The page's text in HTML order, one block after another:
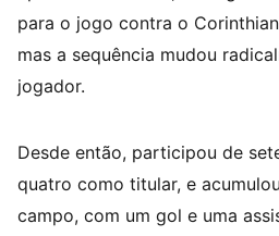
para o jogo contra o
mas a sequência mudou
jogador.
Desde então, participou de
quatro como titular, e
campo, com um gol e uma